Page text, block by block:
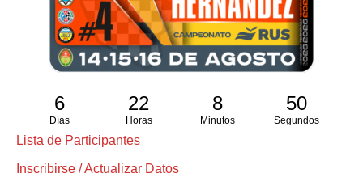
6
Días
22
Horas
8
Minutos
49
Segundos
Lista de Participantes
Inscribirse / Actualizar Datos